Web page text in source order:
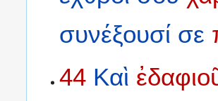
συνέξουσί σε
44 Καὶ